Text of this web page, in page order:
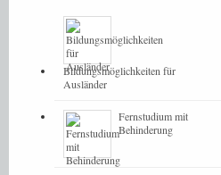
Bildungsmöglichkeiten für
Ausländer
Fernstudium mit
Behinderung